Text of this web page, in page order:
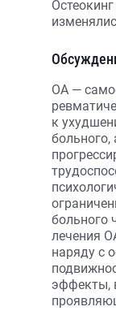
ОА —
к
больного,
больного
лечения
наряду с
эффекты,